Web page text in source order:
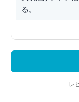
る。
レ